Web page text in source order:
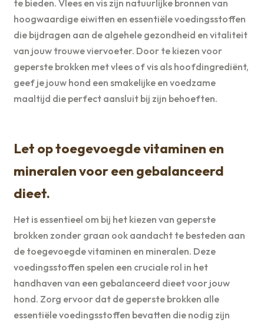
te bieden. Vlees en vis zijn natuurlijke bronnen van
hoogwaardige eiwitten en essentiële voedingsstoffen
die bijdragen aan de algehele gezondheid en vitaliteit
van jouw trouwe viervoeter. Door te kiezen voor
geperste brokken met vlees of vis als hoofdingrediënt,
geef je jouw hond een smakelijke en voedzame
maaltijd die perfect aansluit bij zijn behoeften.
Let op toegevoegde vitaminen en
mineralen voor een gebalanceerd
dieet.
Het is essentieel om bij het kiezen van geperste
brokken zonder graan ook aandacht te besteden aan
de toegevoegde vitaminen en mineralen. Deze
voedingsstoffen spelen een cruciale rol in het
handhaven van een gebalanceerd dieet voor jouw
hond. Zorg ervoor dat de geperste brokken alle
essentiële voedingsstoffen bevatten die nodig zijn